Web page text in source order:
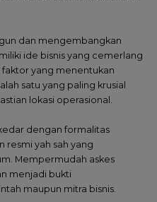
dan mengembangkan
ide bisnis yang cemerlang
yang menentukan
satu yang paling krusial
lokasi operasional.
dengan formalitas
resmi yah sah yang
Mempermudah askes
menjadi bukti
maupun mitra bisnis.